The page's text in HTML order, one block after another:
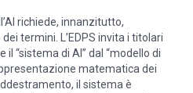
richiede, innanzitutto,
termini. L’EDPS invita i titolari
“sistema di AI” dal “modello di
matematica dei
il sistema è